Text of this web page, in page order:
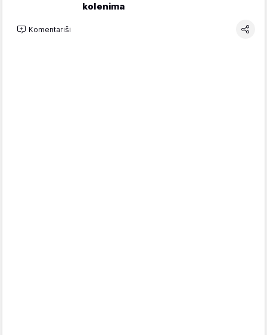
kolenima
Komentariši